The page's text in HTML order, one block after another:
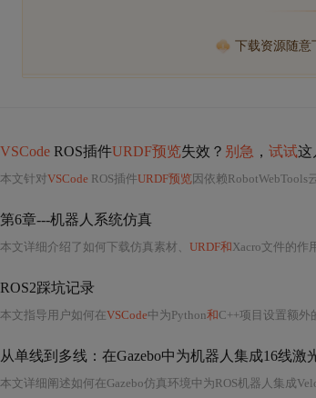
下载资源随意
VSCode ROS插件URDF预览失效？ 别急 ， 试试这
本文针对VSCode ROS插件URDF预览因依赖
第6章---机器人系统仿真
本文详细介绍了如何下载仿真素材、 URDF和Xacro文件的作
ROS2踩坑记录
本文指导用户如何在VSCode中为Python和C++项目设置额外
从单线到多线：在Gazebo中为机器人集成16线
本文详细阐述如何在Gazebo仿真环境中为ROS机器人集成